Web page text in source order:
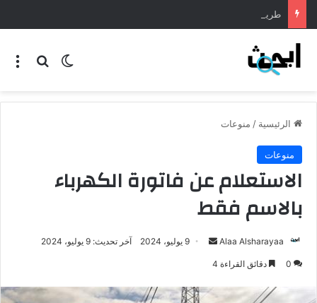
طريقة عمل المنسف الاردني
الرئيسية / منوعات
منوعات
الاستعلام عن فاتورة الكهرباء
بالاسم فقط
Alaa Alsharayaa 9 يوليو، 2024 آخر تحديث: 9 يوليو، 2024
0 دقائق القراءة 4